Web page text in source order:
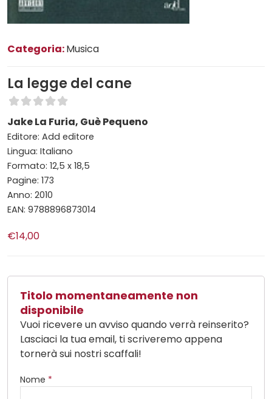
Categoria:Musica
La legge del cane
Jake La Furia, Guè Pequeno
Editore: Add editore
Lingua: Italiano
Formato: 12,5 x 18,5
Pagine: 173
Anno: 2010
EAN: 9788896873014
€14,00
Titolo momentaneamente non
disponibile
Vuoi ricevere un avviso quando verrà reinserito?
Lasciaci la tua email, ti scriveremo appena
tornerà sui nostri scaffali!
Nome *